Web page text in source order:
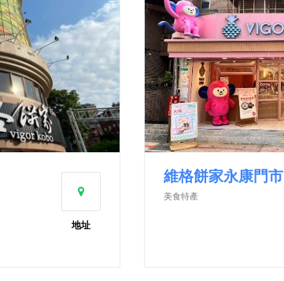
地址
維格餅家永康門市
美食特產